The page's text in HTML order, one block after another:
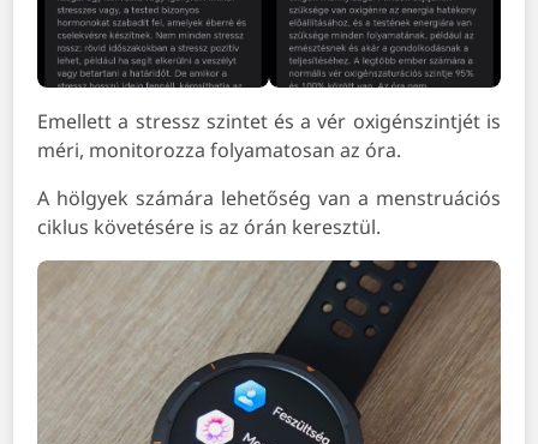
Emellett a stressz szintet és a vér oxigénszintjét is
méri, monitorozza folyamatosan az óra.
A hölgyek számára lehetőség van a menstruációs
ciklus követésére is az órán keresztül.